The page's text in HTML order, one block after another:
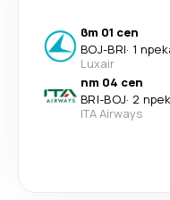
вт 01 сеп
BOJ-BRI· 1
Luxair
пт 04 сеп
BRI-BOJ· 2
ITA Airways